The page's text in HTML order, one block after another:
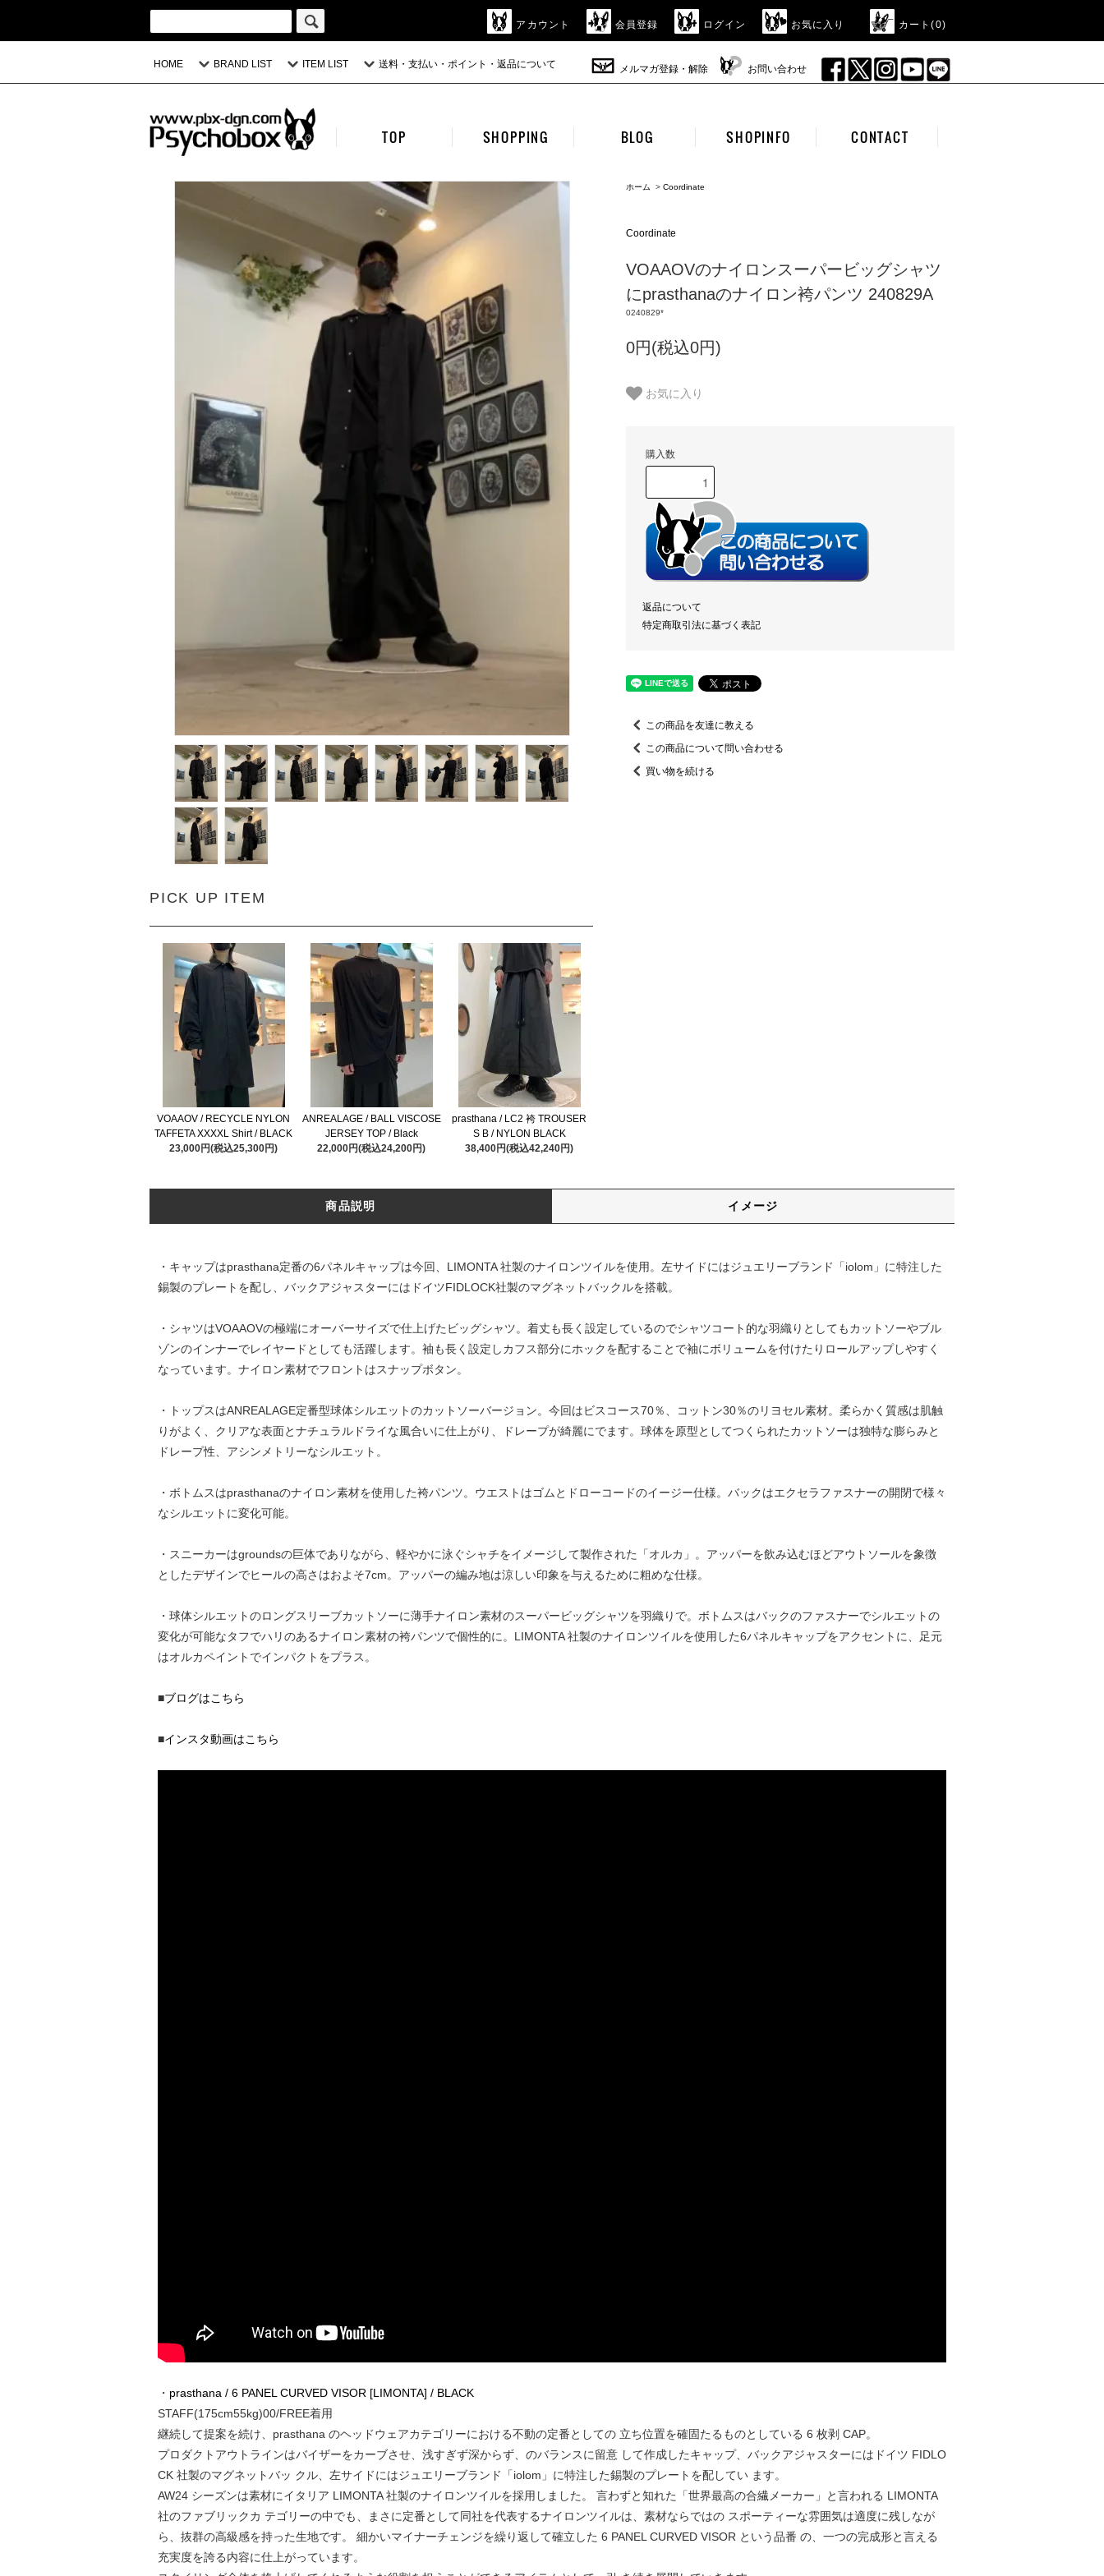
アカウント 会員登録 ログイン お気に入り カート(0)
HOME BRAND LIST ITEM LIST 送料・支払い・ポイント・返品について メルマガ登録・解除 お問い合わせ
TOP SHOPPING BLOG SHOPINFO CONTACT
PICK UP ITEM
VOAAOV / RECYCLE NYLON
TAFFETA XXXXL Shirt / BLACK
23,000円(税込25,300円)
ANREALAGE / BALL VISCOSE
JERSEY TOP / Black
22,000円(税込24,200円)
prasthana / LC2 袴 TROUSER
S B / NYLON BLACK
38,400円(税込42,240円)
ホーム > Coordinate
Coordinate
VOAAOVのナイロンスーパービッグシャツ
にprasthanaのナイロン袴パンツ 240829A
0240829*
0円(税込0円)
お気に入り
購入数
返品について
特定商取引法に基づく表記
この商品を友達に教える
この商品について問い合わせる
買い物を続ける
商品説明 イメージ
・キャップはprasthana定番の6パネルキャップは今回、LIMONTA 社製のナイロンツイルを使用。左サイドにはジュエリーブランド「iolom」に特注した
錫製のプレートを配し、バックアジャスターにはドイツFIDLOCK社製のマグネットバックルを搭載。
・シャツはVOAAOVの極端にオーバーサイズで仕上げたビッグシャツ。着丈も長く設定しているのでシャツコート的な羽織りとしてもカットソーやブル
ゾンのインナーでレイヤードとしても活躍します。袖も長く設定しカフス部分にホックを配することで袖にボリュームを付けたりロールアップしやすく
なっています。ナイロン素材でフロントはスナップボタン。
・トップスはANREALAGE定番型球体シルエットのカットソーバージョン。今回はビスコース70％、コットン30％のリヨセル素材。柔らかく質感は肌触
りがよく、クリアな表面とナチュラルドライな風合いに仕上がり、ドレープが綺麗にでます。球体を原型としてつくられたカットソーは独特な膨らみと
ドレープ性、アシンメトリーなシルエット。
・ボトムスはprasthanaのナイロン素材を使用した袴パンツ。ウエストはゴムとドローコードのイージー仕様。バックはエクセラファスナーの開閉で様々
なシルエットに変化可能。
・スニーカーはgroundsの巨体でありながら、軽やかに泳ぐシャチをイメージして製作された「オルカ」。アッパーを飲み込むほどアウトソールを象徴
としたデザインでヒールの高さはおよそ7cm。アッパーの編み地は涼しい印象を与えるために粗めな仕様。
・球体シルエットのロングスリーブカットソーに薄手ナイロン素材のスーパービッグシャツを羽織りで。ボトムスはバックのファスナーでシルエットの
変化が可能なタフでハリのあるナイロン素材の袴パンツで個性的に。LIMONTA 社製のナイロンツイルを使用した6パネルキャップをアクセントに、足元
はオルカペイントでインパクトをプラス。
■ブログはこちら
■インスタ動画はこちら
・ prasthana / 6 PANEL CURVED VISOR [LIMONTA] / BLACK
STAFF(175cm55kg)00/FREE着用
継続して提案を続け、prasthana のヘッドウェアカテゴリーにおける不動の定番としての 立ち位置を確固たるものとしている 6 枚剥 CAP。
プロダクトアウトラインはバイザーをカーブさせ、浅すぎず深からず、のバランスに留意 して作成したキャップ、バックアジャスターにはドイツ FIDLO
CK 社製のマグネットバッ クル、左サイドにはジュエリーブランド「iolom」に特注した錫製のプレートを配してい ます。
AW24 シーズンは素材にイタリア LIMONTA 社製のナイロンツイルを採用しました。 言わずと知れた「世界最高の合繊メーカー」と言われる LIMONTA
社のファブリックカ テゴリーの中でも、まさに定番として同社を代表するナイロンツイルは、素材ならではの スポーティーな雰囲気は適度に残しなが
ら、抜群の高級感を持った生地です。 細かいマイナーチェンジを繰り返して確立した 6 PANEL CURVED VISOR という品番 の、一つの完成形と言える
充実度を誇る内容に仕上がっています。